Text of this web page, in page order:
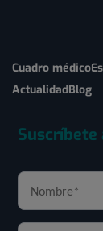
Cuadro médico
ActualidadBlog